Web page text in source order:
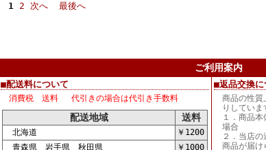
1 2 次へ 最後へ
ご利用案内
■配送料について
消費税 送料 代引きの場合は代引き手数料
配送地域 送料
北海道
￥1200
青森県 岩手県 秋田県
￥1000
■返品交換に
商品の性質
りしていま
１．商品
場合
２．当店
商品が届け